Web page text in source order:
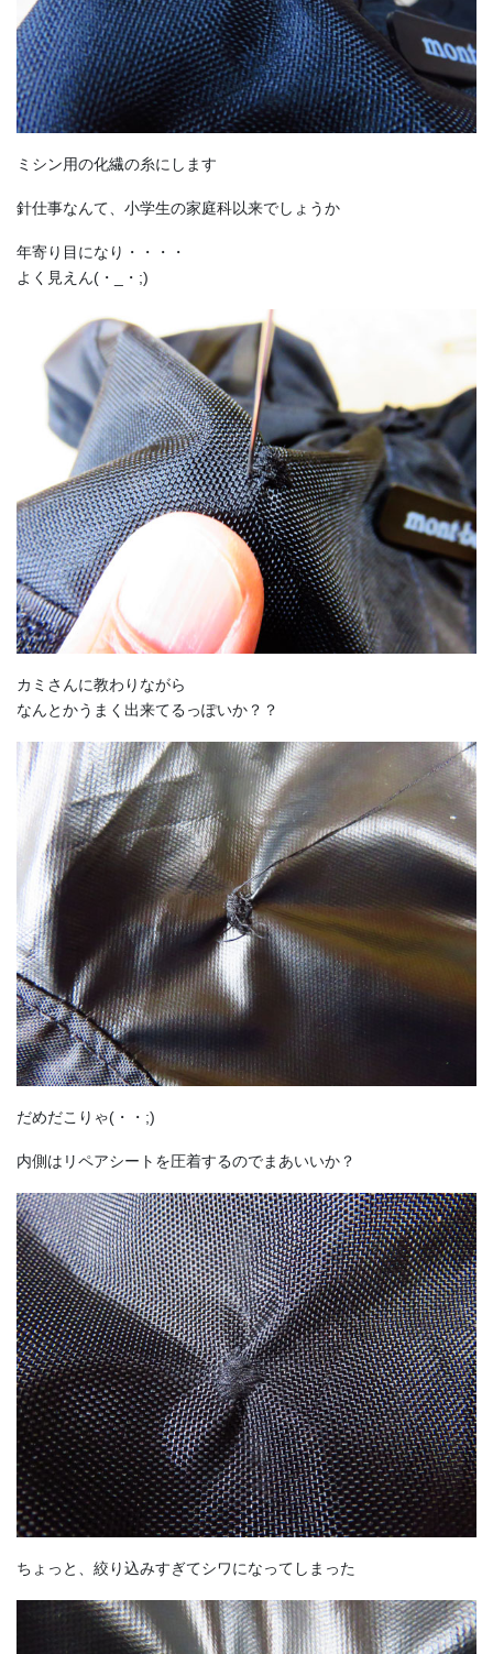
ミシン用の化繊の糸にします
針仕事なんて、小学生の家庭科以来でしょうか
年寄り目になり・・・・
よく見えん(・_・;)
カミさんに教わりながら
なんとかうまく出来てるっぽいか？？
だめだこりゃ(・・;)
内側はリペアシートを圧着するのでまあいいか？
ちょっと、絞り込みすぎてシワになってしまった